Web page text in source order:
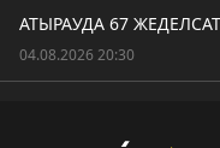
АТЫРАУДА 67
04.08.2026 20:30